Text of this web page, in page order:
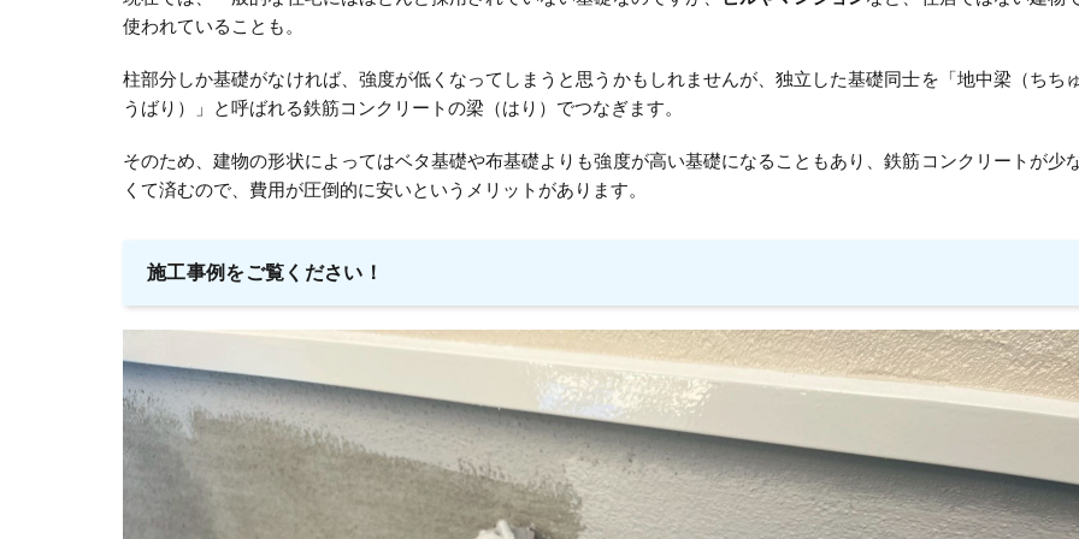
使われていることも。
柱部分しか基礎がなければ、強度が低くなってしまうと思うかもしれませんが、独立した基礎同士を「地中梁（ちち
うばり）」と呼ばれる鉄筋コンクリートの梁（はり）でつなぎます。
そのため、建物の形状によってはベタ基礎や布基礎よりも強度が高い基礎になることもあり、鉄筋コンクリートが少
くて済むので、費用が圧倒的に安いというメリットがあります。
施工事例をご覧ください！